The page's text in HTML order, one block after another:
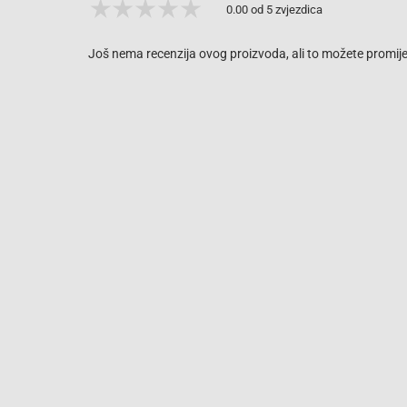
0.00 od 5 zvjezdica
Još nema recenzija ovog proizvoda, ali to možete